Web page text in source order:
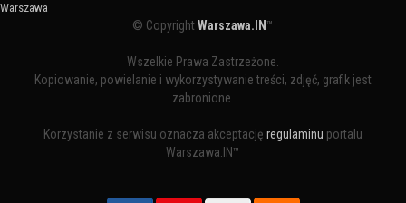
Warszawa
© CopyrightWarszawa.IN ™
Wszelkie Prawa Zastrzeżone.
Kopiowanie, powielanie i wykorzystywanie treści, zdjęć, grafik jest
zabronione.
Korzystanie z serwisu oznacza akceptację regulaminu portalu
Warszawa.IN™